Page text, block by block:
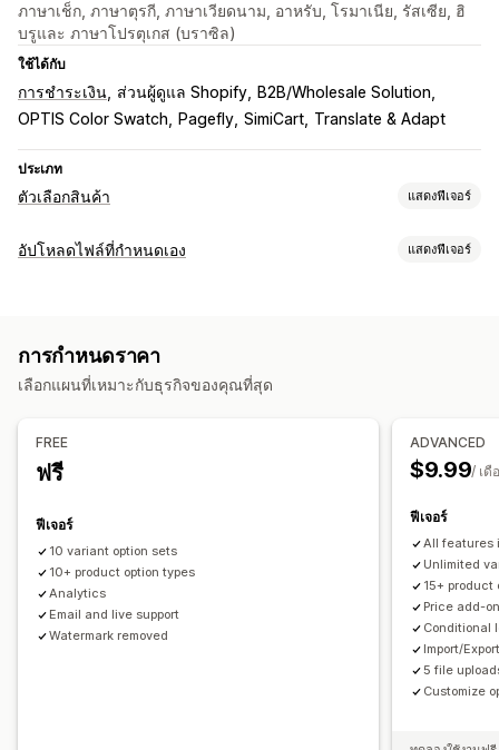
ภาษาเช็ก, ภาษาตุรกี, ภาษาเวียดนาม, อาหรับ, โรมาเนีย, รัสเซีย, ฮิ
บรูและ ภาษาโปรตุเกส (บราซิล)
ใช้ได้กับ
การชำระเงิน ส่วนผู้ดูแล Shopify
B2B/Wholesale Solution
OPTIS Color Swatch
Pagefly SimiCart Translate & Adapt
ประเภท
ตัวเลือกสินค้า แสดงฟีเจอร์
การปรับแต่ง
CSS ที่กำหนดเอง HTML ที่กำหนดเอง
การแปล นำเข้าและส่งออก การแสดงตัวแปร
การกำหนดราคา
การกำหนดราคาตามสภาพสินค้า
ส่วนขยาย
สินค้าคงคลัง
ซ่อนสินค้าหมดสต็อก
ความพร้อมของสต็อกสินค้า
แสดงสินค้าในสต็อก
อัปเดตอัตโนมัติ
อัปโหลดไฟล์ที่กำหนดเอง แสดงฟีเจอร์
การจัดการไฟล์
แบบอักษรที่กำหนดเอง
การกำหนดราคา
เลือกแผนที่เหมาะกับธุรกิจของคุณที่สุด
FREE
ฟรี
ฟีเจอร์
10 variant option sets
10+ product option types
Analytics
Email and live support
Watermark removed
ADVANCED
$9.99/ เดื
ฟีเจอร์
All features
Unlimited
15+ product
Price add-
Conditional
Import/
5 file
Customize